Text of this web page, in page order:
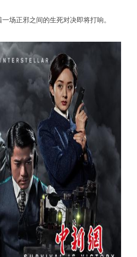
场正邪之间的生死对决即将打响。